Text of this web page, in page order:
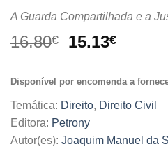
A Guarda Compartilhada e a
16.80€
O
original
16.80€.
15.13€O
atual
15.13€.
Disponível por encomenda a
Temática: Direito, Direito Civil
Editora: Petrony
Autor(es): Joaquim Manuel da